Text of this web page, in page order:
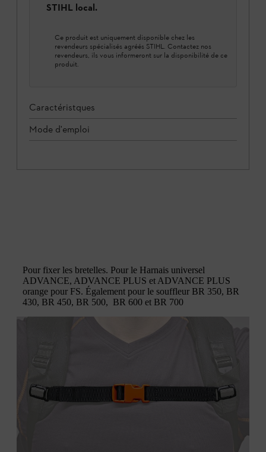
STIHL local.
Ce produit est uniquement disponible chez les
revendeurs spécialisés agréés STIHL. Contactez nos
revendeurs, ils vous informeront sur la disponibilité de ce
produit.
Caractéristques
Mode d'emploi
Pour fixer les bretelles. Pour le Harnais universel
ADVANCE, ADVANCE PLUS et ADVANCE PLUS
orange pour FS. Également pour le souffleur BR 350, BR
430, BR 450, BR 500, BR 600 et BR 700